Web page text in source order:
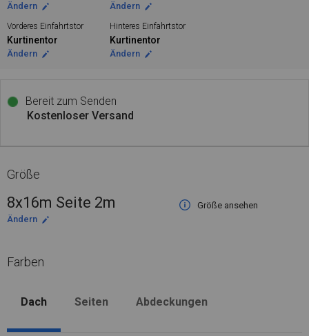
Ändern Ändern
Vorderes Einfahrtstor
Kurtinentor
Ändern
Hinteres Einfahrtstor
Kurtinentor
Ändern
Bereit zum Senden
Kostenloser Versand
Größe
8x16m Seite 2m
Größe ansehen
Ändern
Farben
Dach Seiten Abdeckungen